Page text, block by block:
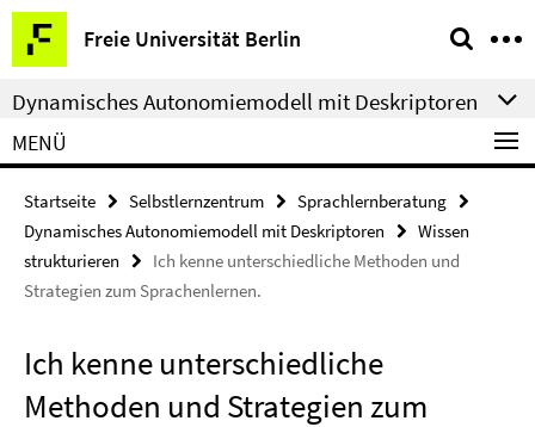
Springe
direkt
zu
Inhalt
Freie Universität Berlin
Service-
Navigation
Dynamisches Autonomiemodell mit Deskriptoren
MENÜ
Startseite Selbstlernzentrum
Sprachlernberatung
Dynamisches Autonomiemodell mit Deskriptoren
Wissen
strukturieren
Ich kenne unterschiedliche Methoden und
Strategien zum Sprachenlernen.
Ich kenne unterschiedliche
Methoden und Strategien zum